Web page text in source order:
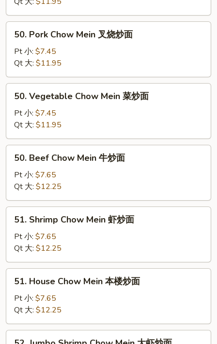
鸡
炒
Pork
Chow
Mein
叉
烧
50. Pork Chow Mein 叉烧炒面
Pt 小: $7.45
Qt 大: $11.95
Vegetable
Chow
Mein
菜
炒
50. Vegetable Chow Mein 菜炒面
Pt 小: $7.45
Qt 大: $11.95
Beef
Chow
Mein
牛
炒
50. Beef Chow Mein 牛炒面
Pt 小: $7.65
Qt 大: $12.25
Shrimp
Chow
Mein
虾
炒
51. Shrimp Chow Mein 虾炒面
Pt 小: $7.65
Qt 大: $12.25
House
Chow
Mein
本
楼
51. House Chow Mein 本楼炒面
Pt 小: $7.65
Qt 大: $12.25